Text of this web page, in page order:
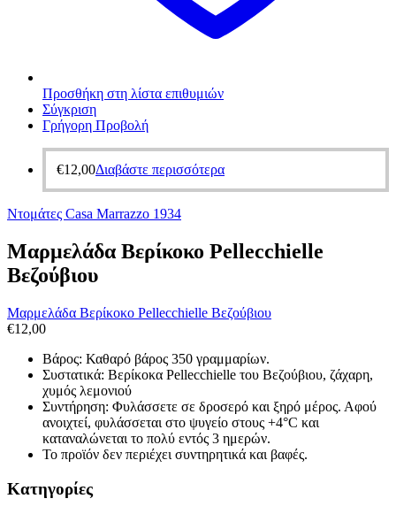
Προσθήκη στη λίστα επιθυμιών
Σύγκριση
Γρήγορη Προβολή
€12,00Διαβάστε περισσότερα
Ντομάτες Casa Marrazzo 1934
Μαρμελάδα Βερίκοκο Pellecchielle
Βεζούβιου
Μαρμελάδα Βερίκοκο Pellecchielle Βεζούβιου
€12,00
Βάρος: Καθαρό βάρος 350 γραμμαρίων.
Συστατικά: Βερίκοκα Pellecchielle του Βεζούβιου, ζάχαρη,
χυμός λεμονιού
Συντήρηση: Φυλάσσετε σε δροσερό και ξηρό μέρος. Αφού
ανοιχτεί, φυλάσσεται στο ψυγείο στους +4°C και
καταναλώνεται το πολύ εντός 3 ημερών.
Το προϊόν δεν περιέχει συντηρητικά και βαφές.
Κατηγορίες